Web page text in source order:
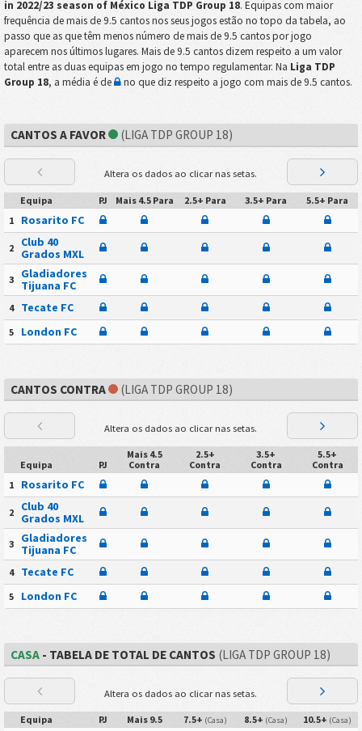
in 2022/23 season of México Liga TDP Group 18. Equipas com maior
frequência de mais de 9.5 cantos nos seus jogos estão no topo da tabela, ao
passo que as que têm menos número de mais de 9.5 cantos por jogo
aparecem nos últimos lugares. Mais de 9.5 cantos dizem respeito a um valor
total entre as duas equipas em jogo no tempo regulamentar. Na Liga TDP
Group 18, a média é de no que diz respeito a jogo com mais de 9.5 cantos.
CANTOS A FAVOR (LIGA TDP GROUP 18)
Altera os dados ao clicar nas setas.
Equipa PJ Mais 4.5 Para 2.5+ Para 3.5+ Para
5.5+ Para
1
Rosarito FC
2
Club 40
Grados MXL
3
Gladiadores
Tijuana FC
4 Tecate FC
5 London FC
CANTOS CONTRA (LIGA TDP GROUP 18)
Altera os dados ao clicar nas setas.
Equipa PJ
Mais 4.5
Contra
2.5+
Contra
3.5+
Contra
5.5+
Contra
1
Rosarito FC
2
Club 40
Grados MXL
3
Gladiadores
Tijuana FC
4 Tecate FC
5 London FC
CASA- TABELA DE TOTAL DE CANTOS (LIGA TDP GROUP 18)
Altera os dados ao clicar nas setas.
Equipa PJ Mais 9.5 7.5+ (Casa) 8.5+ (Casa) 10.5+ (Casa)